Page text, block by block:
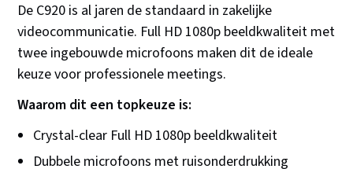
De C920 is al jaren de standaard in zakelijke
videocommunicatie. Full HD 1080p beeldkwaliteit met
twee ingebouwde microfoons maken dit de ideale
keuze voor professionele meetings.
Waarom dit een topkeuze is:
Crystal-clear Full HD 1080p beeldkwaliteit
Dubbele microfoons met ruisonderdrukking